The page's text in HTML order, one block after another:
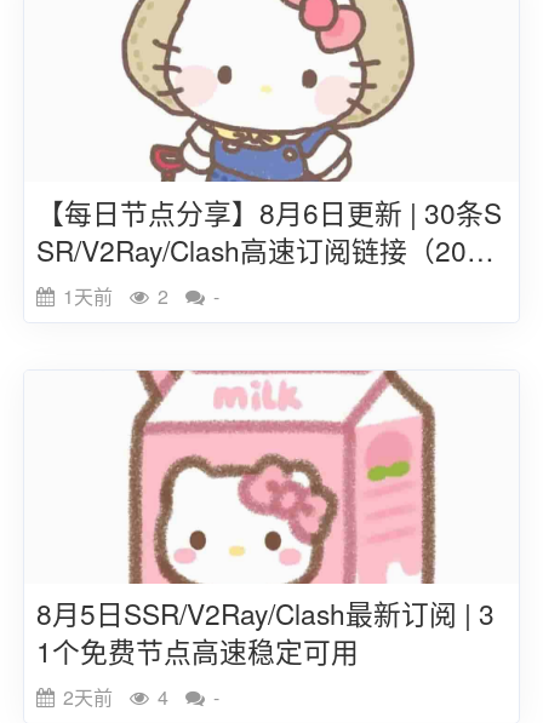
【每日节点分享】8月6日更新 | 30条S
SR/V2Ray/Clash高速订阅链接（202
6）1天前 2 -
8月5日SSR/V2Ray/Clash最新订阅 | 3
1个免费节点高速稳定可用
2天前 4 -